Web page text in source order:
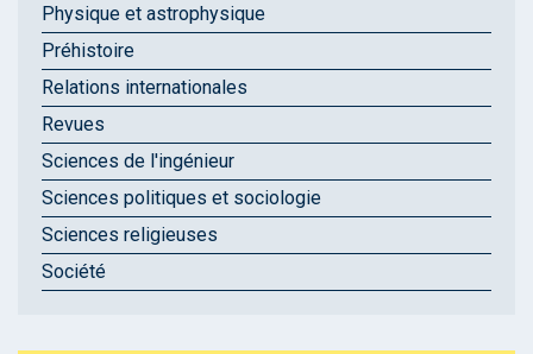
Physique et astrophysique
Préhistoire
Relations internationales
Revues
Sciences de l'ingénieur
Sciences politiques et sociologie
Sciences religieuses
Société